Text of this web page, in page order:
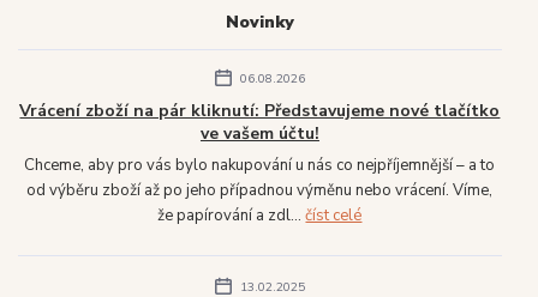
Novinky
06.08.2026
Vrácení zboží na pár kliknutí: Představujeme nové tlačítko
ve vašem účtu!
Chceme, aby pro vás bylo nakupování u nás co nejpříjemnější – a to
od výběru zboží až po jeho případnou výměnu nebo vrácení. Víme,
že papírování a zdl...číst celé
13.02.2025